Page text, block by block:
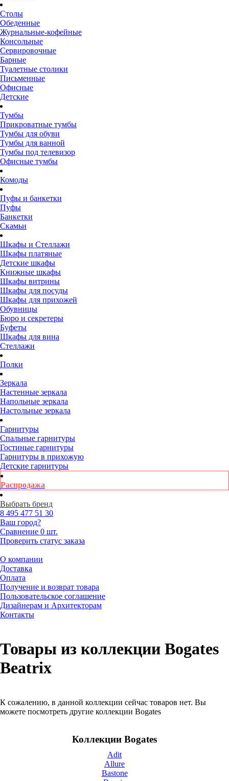
Столы
Обеденные
Журнальные-кофейные
Консольные
Сервировочные
Барные
Туалетные столики
Письменные
Офисные
Детские
Тумбы
Прикроватные тумбы
Тумбы для обуви
Тумбы для ванной
Тумбы под телевизор
Офисные тумбы
Комоды
Пуфы и банкетки
Пуфы
Банкетки
Скамьи
Шкафы и Стеллажи
Шкафы платяные
Детские шкафы
Книжные шкафы
Шкафы витрины
Шкафы для посуды
Шкафы для прихожей
Обувницы
Бюро и секретеры
Буфеты
Шкафы для вина
Стеллажи
Полки
Зеркала
Настенные зеркала
Напольные зеркала
Настольные зеркала
Гарнитуры
Спальные гарнитуры
Гостиные гарнитуры
Гарнитуры в прихожую
Детские гарнитуры
Распродажа
Выбрать бренд
8 495 477 51 30
Ваш город?
Сравнение 0 шт.
Проверить статус заказа
О компании
Доставка
Оплата
Получение и возврат товара
Пользовательское соглашение
Дизайнерам и Архитекторам
Контакты
Товары из коллекции Bogates
Beatrix
К сожалению, в данной коллекции сейчас товаров нет. Вы
можете посмотреть другие коллекции Bogates
Коллекции Bogates
Adit
Allure
Bastone